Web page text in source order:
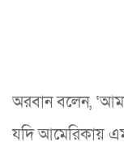
অরবান বলেন,
যদি আমেরিকায়